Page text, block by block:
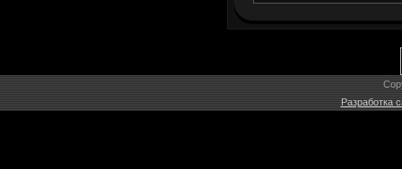
Разработка